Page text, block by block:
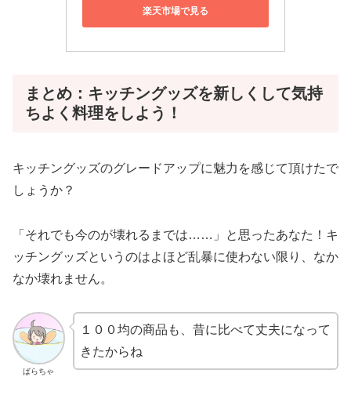
楽天市場で見る
まとめ：キッチングッズを新しくして気持
ちよく料理をしよう！
キッチングッズのグレードアップに魅力を感じて頂けたで
しょうか？
「それでも今のが壊れるまでは……」と思ったあなた！キ
ッチングッズというのはよほど乱暴に使わない限り、なか
なか壊れません。
ばらちゃ
１００均の商品も、昔に比べて丈夫になって
きたからね